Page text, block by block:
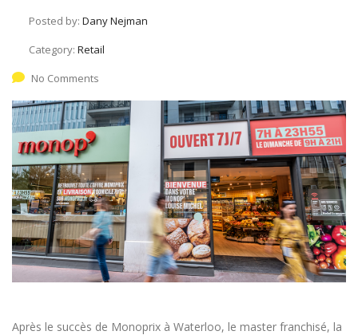
Posted by: Dany Nejman
Category: Retail
No Comments
Après le succès de Monoprix à Waterloo, le master franchisé, la